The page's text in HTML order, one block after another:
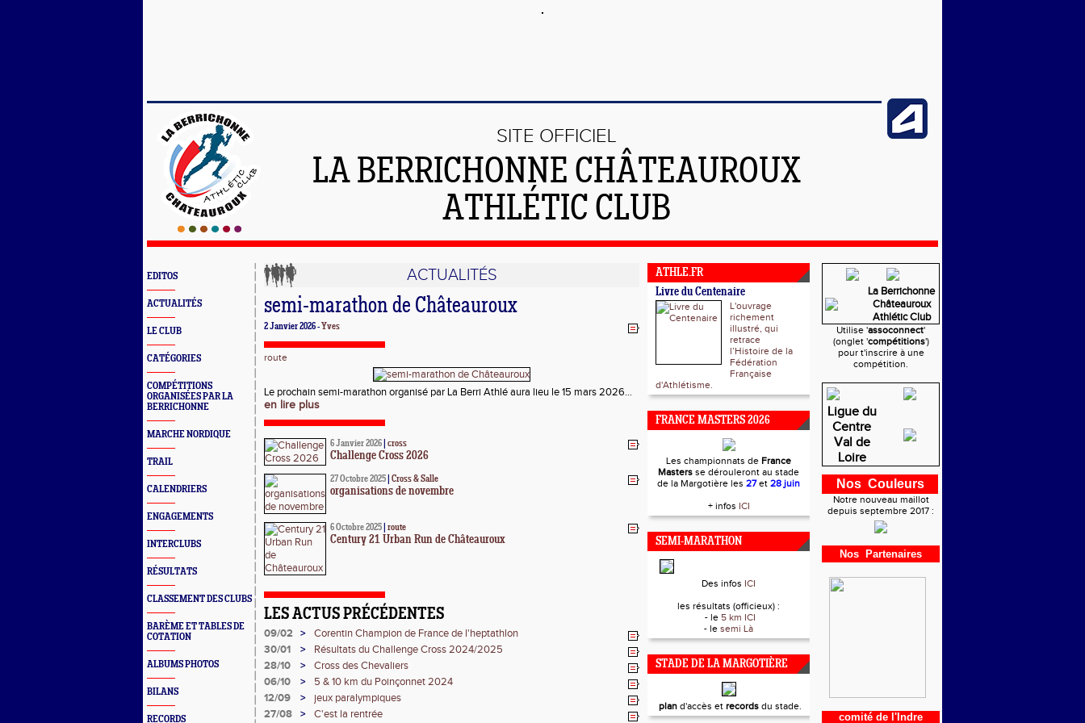
SITE OFFICIEL
LA BERRICHONNE CHÂTEAUROUX
ATHLÉTIC CLUB
EDITOS
ACTUALITÉS
LE CLUB
CATÉGORIES
COMPÉTITIONS
ORGANISÉES PAR LA
BERRICHONNE
MARCHE NORDIQUE
TRAIL
CALENDRIERS
ENGAGEMENTS
INTERCLUBS
RÉSULTATS
CLASSEMENT DES CLUBS
BARÈME ET TABLES DE
COTATION
ALBUMS PHOTOS
BILANS
RECORDS
ACTUALITÉS
semi-marathon de Châteauroux
2 Janvier 2026 - Yves
route
Le prochain semi-marathon organisé par La Berri Athlé aura lieu le 15 mars 2026...
en lire plus
6 Janvier 2026 cross
Challenge Cross 2026
27 Octobre 2025 Cross & Salle
organisations de novembre
6 Octobre 2025 route
Century 21 Urban Run de Châteauroux
LES ACTUS PRÉCÉDENTES
09/02 >
Corentin Champion de France de l'heptathlon
30/01
>
Résultats du Challenge Cross 2024/2025
28/10
>
Cross des Chevaliers
06/10
>
5 & 10 km du Poinçonnet 2024
12/09
>
jeux paralympiques
27/08
> C'est la rentrée
ATHLE.FR
Livre du Centenaire
L'ouvrage
richement
illustré, qui
retrace
l’Histoire de la
Fédération
Française
d'Athlétisme.
FRANCE MASTERS 2026
Les championnats de France
Masters se dérouleront au stade
de la Margotière les 27et 28 juin
+ infos ICI
SEMI-MARATHON
Des infos ICI
les résultats (officieux) :
- le 5 km ICI
- le semi Là
STADE DE LA MARGOTIÈRE
pland'accès et recordsdu stade.
La Berrichonne
Châteauroux
Athlétic Club
Utilise 'assoconnect'
(onglet 'compétitions')
pour t'inscrire à une
compétition.
Ligue du
Centre
Val de
Loire
Nos Couleurs
Notre nouveau maillot
depuis septembre 2017 :
Nos Partenaires
comité de l'Indre